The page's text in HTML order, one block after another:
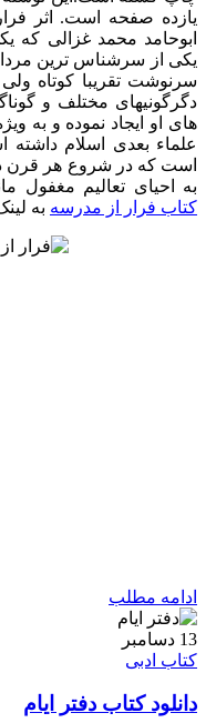
یازده صفحه است. اثر
ابوحامد محمد غزالی که
یکی از سرشناس ترین
سرنوشت تقریبا کوتاه
دگرگونیهای مختلف و
های او ایجاد نموده و به
علماء بعدی اسلام
است که در شروع هر قرن
به احیای تعالیم مغفول
کتاب فرار از مدرسه به
ادامه مطلب
13 دسامبر
کتاب ادبی
دانلود کتاب دفتر ایام